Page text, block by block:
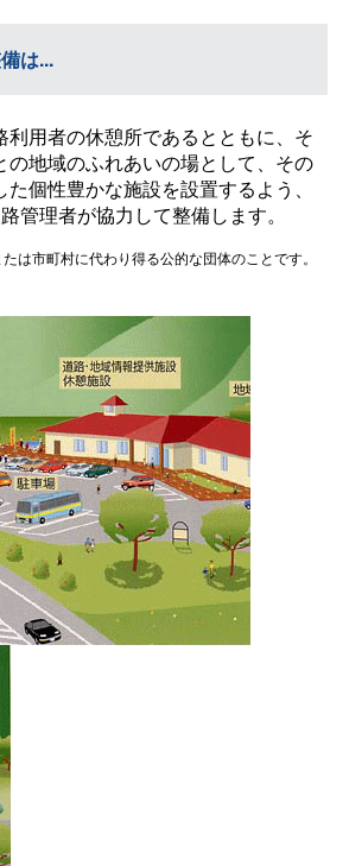
は...
利用者の休憩所であるとともに、そ
の地域のふれあいの場として、その
個性豊かな施設を設置するよう、
管理者が協力して整備します。
は市町村に代わり得る公的な団体のことです。